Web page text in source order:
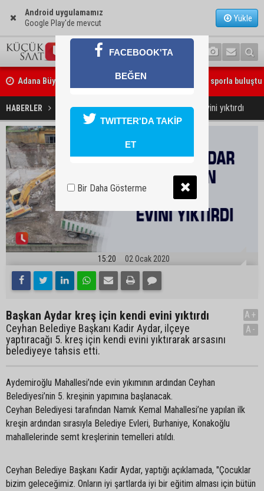
Android uygulamamız
Google Play'de mevcut
Yükle
Adana Büyükşehir Yaz Spor Okulları’nda 30 bin çocuk sporla buluştu
Beşiktaş dosyasında iki tahliye: Özcan Zenger ve Utku Caner
bırakıldı
HABERLER YAŞAM Başkan Aydar kreş için kendi evini yıktırdı
15:20 02 Ocak 2020
Başkan Aydar kreş için kendi evini yıktırdı
Ceyhan Belediye Başkanı Kadir Aydar, ilçeye
yaptıracağı 5. kreş için kendi evini yıktırarak arsasını
belediyeye tahsis etti.
A+
A-
Aydemiroğlu Mahallesi’nde evin yıkımının ardından Ceyhan
Belediyesi’nin 5. kreşinin yapımına başlanacak.
Ceyhan Belediyesi tarafından Namık Kemal Mahallesi’ne yapılan ilk
kreşin ardından sırasıyla Belediye Evleri, Burhaniye, Konakoğlu
mahallelerinde semt kreşlerinin temelleri atıldı.
Ceyhan Belediye Başkanı Kadir Aydar, yaptığı açıklamada, "Çocuklar
bizim geleceğimiz. Onların iyi şartlarda iyi bir eğitim alması için bütün
FACEBOOK'TA
BEĞEN
TWITTER'DA TAKİP
ET
Bir Daha Gösterme